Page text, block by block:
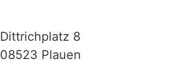
Dittrichplatz 8
08523 Plauen